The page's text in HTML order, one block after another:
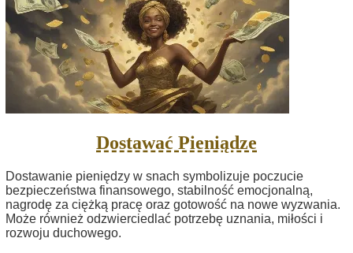
Dostawać Pieniądze
Dostawanie pieniędzy w snach symbolizuje poczucie
bezpieczeństwa finansowego, stabilność emocjonalną,
nagrodę za ciężką pracę oraz gotowość na nowe wyzwania.
Może również odzwierciedlać potrzebę uznania, miłości i
rozwoju duchowego.